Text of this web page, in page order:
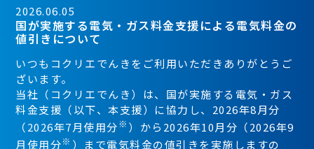
2026.06.05
国が実施する電気・ガス料金支援による電気料金の
値引きについて
いつもコクリエでんきをご利用いただきありがとうご
ざいます。
当社（コクリエでんき）は、国が実施する電気・ガス
料金支援（以下、本支援）に協力し、2026年8月分
（2026年7月使用分※ ）から2026年10月分（2026年9
月使用分※ ）まで電気料金の値引きを実施しますの